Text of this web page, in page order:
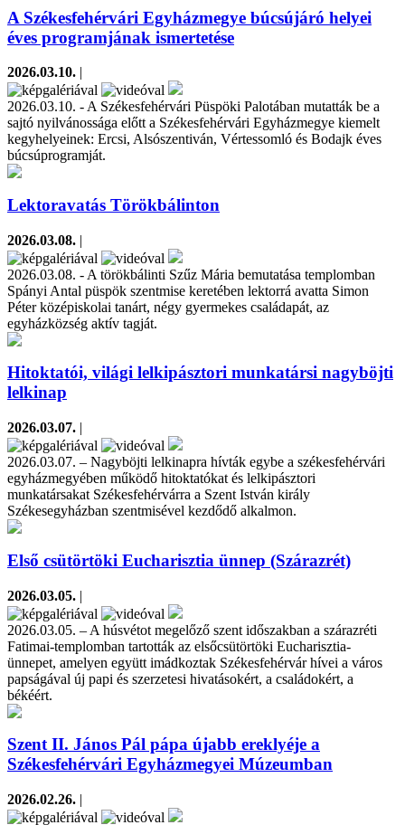
A Székesfehérvári Egyházmegye búcsújáró helyei
éves programjának ismertetése
2026.03.10. |
2026.03.10. - A Székesfehérvári Püspöki Palotában mutatták be a
sajtó nyilvánossága előtt a Székesfehérvári Egyházmegye kiemelt
kegyhelyeinek: Ercsi, Alsószentiván, Vértessomló és Bodajk éves
búcsúprogramját.
Lektoravatás Törökbálinton
2026.03.08. |
2026.03.08. - A törökbálinti Szűz Mária bemutatása templomban
Spányi Antal püspök szentmise keretében lektorrá avatta Simon
Péter középiskolai tanárt, négy gyermekes családapát, az
egyházközség aktív tagját.
Hitoktatói, világi lelkipásztori munkatársi nagyböjti
lelkinap
2026.03.07. |
2026.03.07. – Nagyböjti lelkinapra hívták egybe a székesfehérvári
egyházmegyében működő hitoktatókat és lelkipásztori
munkatársakat Székesfehérvárra a Szent István király
Székesegyházban szentmisével kezdődő alkalmon.
Első csütörtöki Eucharisztia ünnep (Szárazrét)
2026.03.05. |
2026.03.05. – A húsvétot megelőző szent időszakban a szárazréti
Fatimai-templomban tartották az elsőcsütörtöki Eucharisztia-
ünnepet, amelyen együtt imádkoztak Székesfehérvár hívei a város
papságával új papi és szerzetesi hivatásokért, a családokért, a
békéért.
Szent II. János Pál pápa újabb ereklyéje a
Székesfehérvári Egyházmegyei Múzeumban
2026.02.26. |